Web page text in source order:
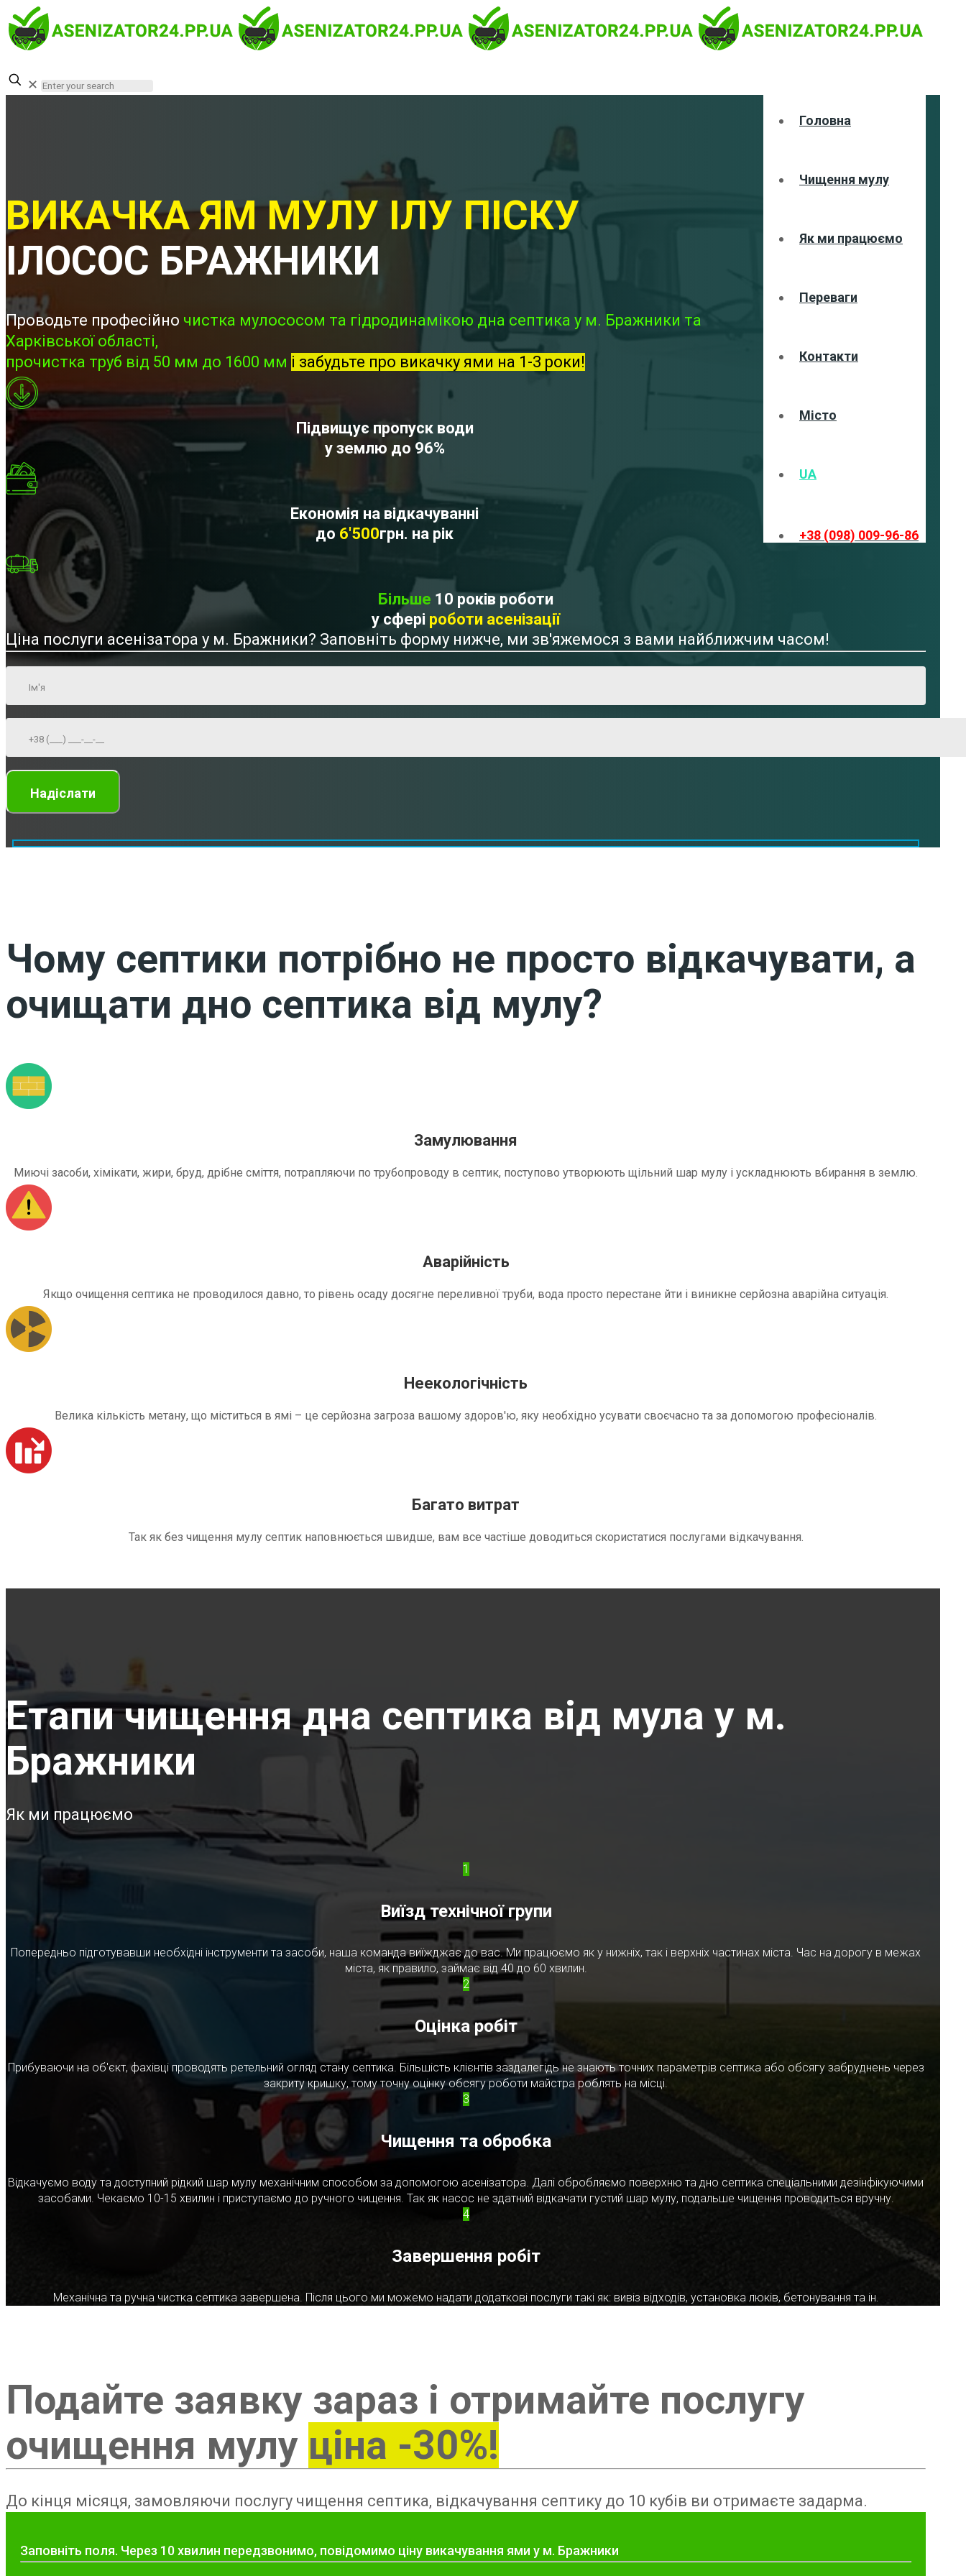
Головна
Чищення мулу
Як ми працюємо
Переваги
Контакти
Місто
UA
+38 (098) 009-96-86
✕
ВИКАЧКА ЯМ МУЛУ ІЛУ ПІСКУ
ІЛОСОС БРАЖНИКИ
Проводьте професійно чистка мулососом та гідродинамікою дна септика у м. Бражники та
Харківської області,
прочистка труб від 50 мм до 1600 мм і забудьте про викачку ями на 1-3 роки!
Підвищує пропуск води
у землю до 96%
Економія на відкачуванні
до 6'500грн. на рік
Більше 10 років роботи
у сфері роботи асенізації
Ціна послуги асенізатора у м. Бражники? Заповніть форму нижче, ми зв'яжемося з вами найближчим часом!
Чому септики потрібно не просто відкачувати, а
очищати дно септика від мулу?
Замулювання
Миючі засоби, хімікати, жири, бруд, дрібне сміття, потрапляючи по трубопроводу в септик, поступово утворюють щільний шар мулу і ускладнюють вбирання в землю.
Аварійність
Якщо очищення септика не проводилося давно, то рівень осаду досягне переливної труби, вода просто перестане йти і виникне серйозна аварійна ситуація.
Неекологічність
Велика кількість метану, що міститься в ямі – це серйозна загроза вашому здоров'ю, яку необхідно усувати своєчасно та за допомогою професіоналів.
Багато витрат
Так як без чищення мулу септик наповнюється швидше, вам все частіше доводиться скористатися послугами відкачування.
Етапи чищення дна септика від мула у м.
Бражники
Як ми працюємо
1
Виїзд технічної групи
Попередньо підготувавши необхідні інструменти та засоби, наша команда виїжджає до вас. Ми працюємо як у нижніх, так і верхніх частинах міста. Час на дорогу в межах
міста, як правило, займає від 40 до 60 хвилин.
2
Оцінка робіт
Прибуваючи на об'єкт, фахівці проводять ретельний огляд стану септика. Більшість клієнтів заздалегідь не знають точних параметрів септика або обсягу забруднень через
закриту кришку, тому точну оцінку обсягу роботи майстра роблять на місці.
3
Чищення та обробка
Відкачуємо воду та доступний рідкий шар мулу механічним способом за допомогою асенізатора. Далі обробляємо поверхню та дно септика спеціальними дезінфікуючими
засобами. Чекаємо 10-15 хвилин і приступаємо до ручного чищення. Так як насос не здатний відкачати густий шар мулу, подальше чищення проводиться вручну.
4
Завершення робіт
Механічна та ручна чистка септика завершена. Після цього ми можемо надати додаткові послуги такі як: вивіз відходів, установка люків, бетонування та ін.
Подайте заявку зараз і отримайте послугу
очищення мулу ціна -30%!
До кінця місяця, замовляючи послугу чищення септика, відкачування септику до 10 кубів ви отримаєте задарма.
Заповніть поля. Через 10 хвилин передзвонимо, повідомимо ціну викачування ями у м. Бражники